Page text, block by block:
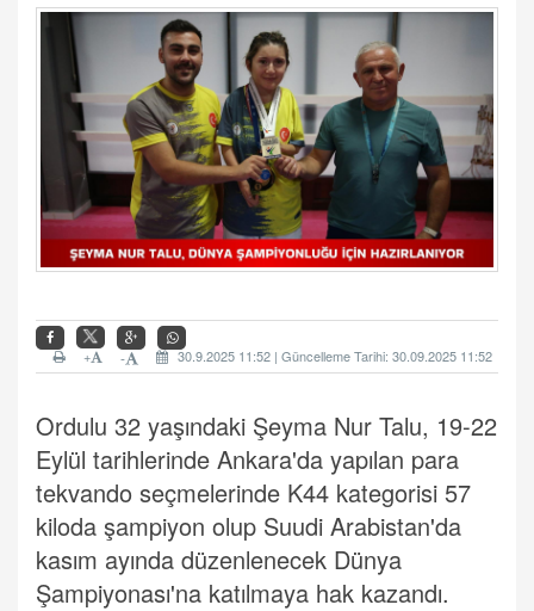
30.9.2025 11:52 | Güncelleme Tarihi: 30.09.2025 11:52
-
+
Ordulu 32 yaşındaki Şeyma Nur Talu, 19-22
Eylül tarihlerinde Ankara'da yapılan para
tekvando seçmelerinde K44 kategorisi 57
kiloda şampiyon olup Suudi Arabistan'da
kasım ayında düzenlenecek Dünya
Şampiyonası'na katılmaya hak kazandı.